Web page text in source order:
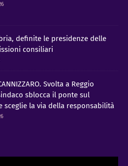
definite le presidenze delle
consiliari
Svolta a Reggio
sblocca il ponte sul
sceglie la via della responsabilità